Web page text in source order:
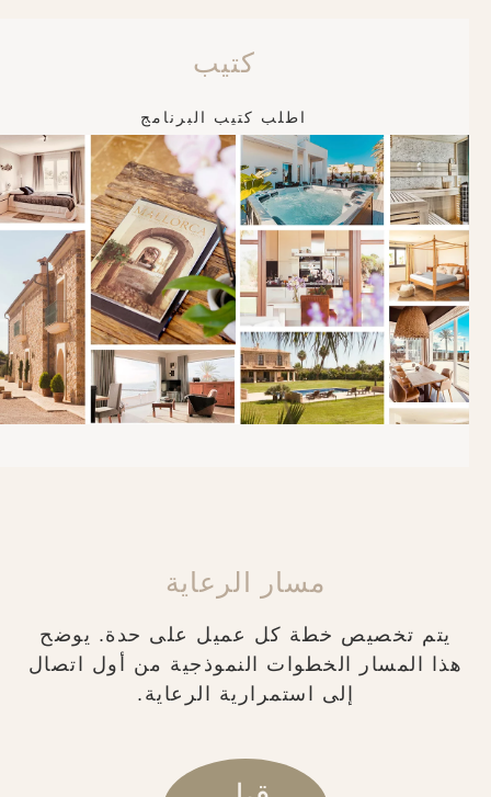
كتيب
اطلب كتيب البرنامج
مسار الرعاية
يتم تخصيص خطة كل عميل على حدة. يوضح
هذا المسار الخطوات النموذجية من أول اتصال
إلى استمرارية الرعاية.